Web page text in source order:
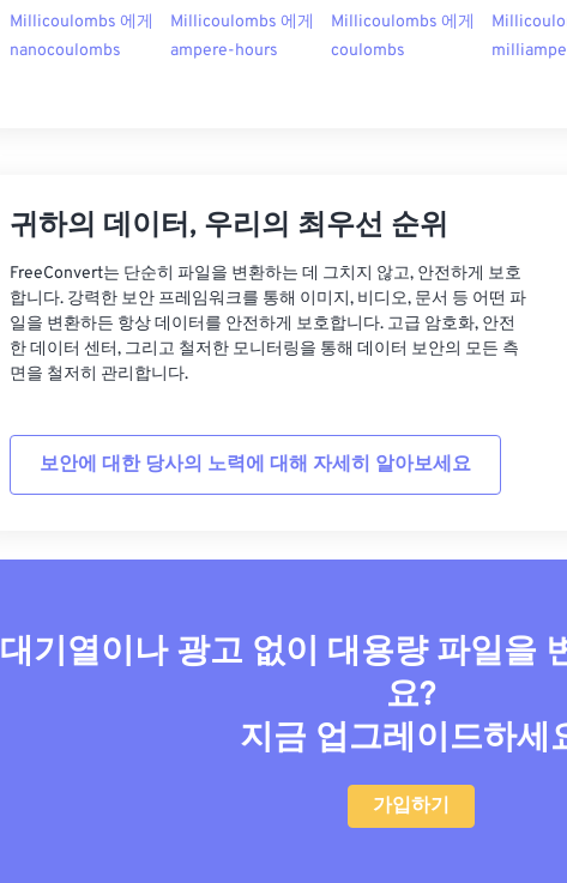
Millicoulombs 에게
nanocoulombs
Millicoulombs 에게
ampere-hours
Millicoulombs 에게
coulombs
귀하의 데이터, 우리의 최우선 순위
FreeConvert는 단순히 파일을 변환하는 데 그치지 않고, 안전하게 보호
합니다. 강력한 보안 프레임워크를 통해 이미지, 비디오, 문서 등 어떤 파
일을 변환하든 항상 데이터를 안전하게 보호합니다. 고급 암호화, 안전
한 데이터 센터, 그리고 철저한 모니터링을 통해 데이터 보안의 모든 측
면을 철저히 관리합니다.
보안에 대한 당사의 노력에 대해 자세히 알아보세요
대기열이나 광고 없이 대용량 파일을
요?
지금 업그레이드하세
가입하기